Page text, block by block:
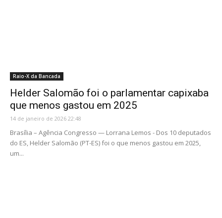
Raio-X da Bancada
Helder Salomão foi o parlamentar capixaba
que menos gastou em 2025
14 de janeiro de 2026 22:48
Brasília – Agência Congresso — Lorrana Lemos - Dos 10 deputados
do ES, Helder Salomão (PT-ES) foi o que menos gastou em 2025,
um...